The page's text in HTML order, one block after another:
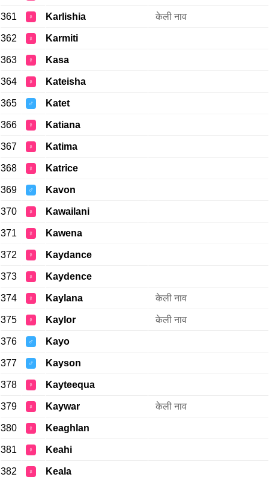
361 ♀ Karlishia केली नाव
362 ♀ Karmiti
363 ♀ Kasa
364 ♀ Kateisha
365 ♂ Katet
366 ♀ Katiana
367 ♀ Katima
368 ♀ Katrice
369 ♂ Kavon
370 ♀ Kawailani
371 ♀ Kawena
372 ♀ Kaydance
373 ♀ Kaydence
374 ♀ Kaylana केली नाव
375 ♀ Kaylor केली नाव
376 ♂ Kayo
377 ♂ Kayson
378 ♀ Kayteequa
379 ♀ Kaywar केली नाव
380 ♀ Keaghlan
381 ♀ Keahi
382 ♀ Keala